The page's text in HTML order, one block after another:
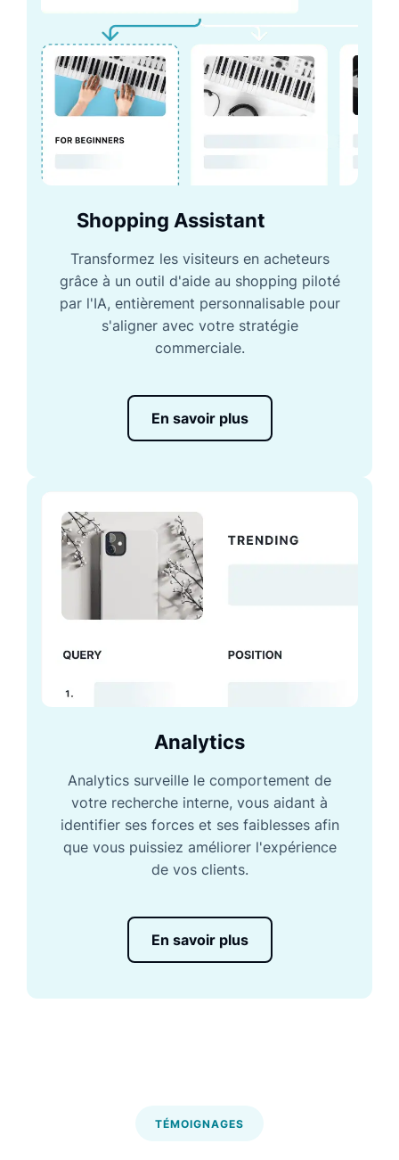
Shopping Assistant
Transformez les visiteurs en acheteurs
grâce à un outil d'aide au shopping piloté
par l'IA, entièrement personnalisable pour
s'aligner avec votre stratégie
commerciale.
En savoir plus
Analytics
Analytics surveille le comportement de
votre recherche interne, vous aidant à
identifier ses forces et ses faiblesses afin
que vous puissiez améliorer l'expérience
de vos clients.
En savoir plus
TÉMOIGNAGES